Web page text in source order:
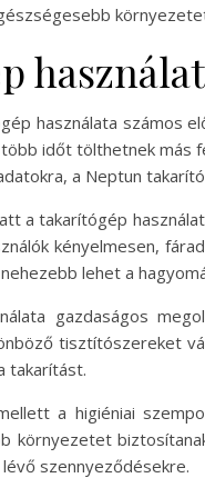
használata számos
időt tölthetnek más
a Neptun
a takarítógép
kényelmesen,
lehet a
gazdaságos
tisztítószereket
takarítást.
a higiéniai
környezetet
szennyeződésekre.